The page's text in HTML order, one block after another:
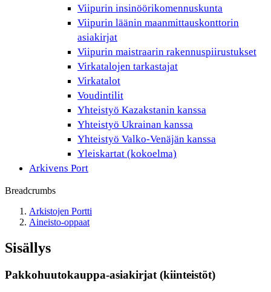
Viipurin insinöörikomennuskunta
Viipurin läänin maanmittauskonttorin
asiakirjat
Viipurin maistraarin rakennuspiirustukset
Virkatalojen tarkastajat
Virkatalot
Voudintilit
Yhteistyö Kazakstanin kanssa
Yhteistyö Ukrainan kanssa
Yhteistyö Valko-Venäjän kanssa
Yleiskartat (kokoelma)
Arkivens Port
Breadcrumbs
Arkistojen Portti
Aineisto-oppaat
Sisällys
Pakkohuutokauppa-asiakirjat (kiinteistöt)